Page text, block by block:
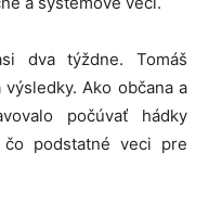
dva týždne. Tomáš
Ako občana a
počúvať hádky
podstatné veci pre